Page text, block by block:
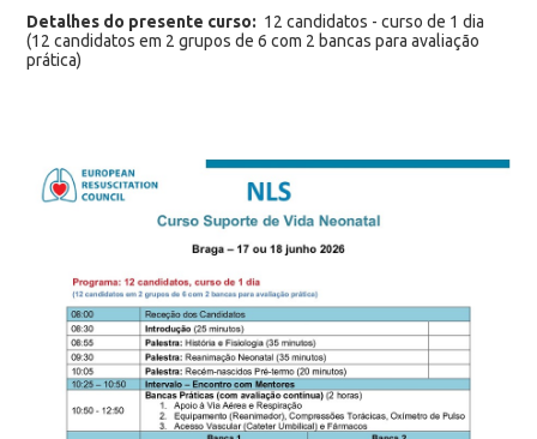
Detalhes do presente curso: 12 candidatos - curso de 1 dia
(12 candidatos em 2 grupos de 6 com 2 bancas para avaliação
prática)